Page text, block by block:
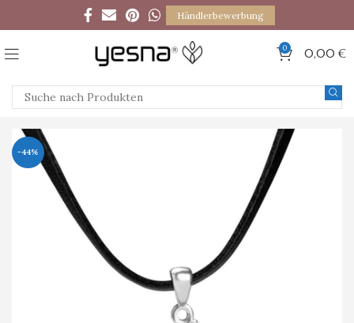
Händlerbewerbung
0 0,00 €
-44%